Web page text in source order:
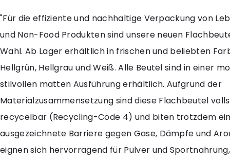
"Für die effiziente und nachhaltige Verpackung von
und Non-Food Produkten sind unsere neuen
Wahl. Ab Lager erhältlich in frischen und beliebten
Hellgrün, Hellgrau und Weiß. Alle Beutel sind in einer
stilvollen matten Ausführung erhältlich. Aufgrund der
Materialzusammensetzung sind diese Flachbeutel
recycelbar (Recycling-Code 4) und biten trotzdem
ausgezeichnete Barriere gegen Gase, Dämpfe und
eignen sich hervorragend für Pulver und Sportnahrung,